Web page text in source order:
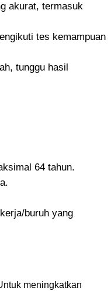
akurat, termasuk
tes kemampuan
tunggu hasil
64 tahun.
buruh yang
meningkatkan